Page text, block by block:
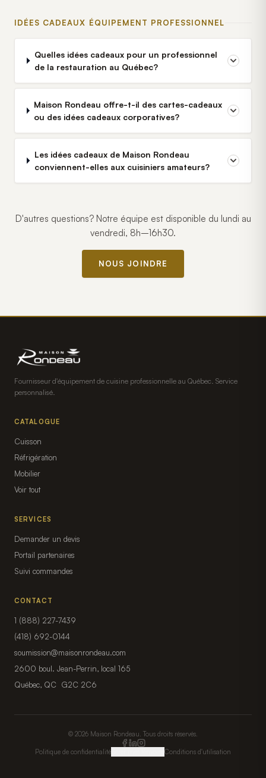
IDÉES CADEAUX ÉQUIPEMENT PROFESSIONNEL
Quelles idées cadeaux pour un professionnel
de la restauration au Québec?
Maison Rondeau offre-t-il des cartes-cadeaux
ou des idées cadeaux corporatives?
Les idées cadeaux de Maison Rondeau
conviennent-elles aux cuisiniers amateurs?
D'autres questions? Notre équipe est disponible du lundi au
vendredi, 8h–16h30.
NOUS JOINDRE
Fournisseur d'équipement de cuisine professionnelle au Québec. Service
personnalisé.
CATALOGUE
Cuisson
Réfrigération
Mobilier
Voir tout
SERVICES
Demander un devis
Portail partenaires
Suivi commandes
CONTACT
1 (888) 227-7439
(418) 692-0144
soumission@maisonrondeau.com
2600 boul. Jean-Perrin, local 165
Québec, QC G2C 2C6
© 2026 Maison Rondeau. Tous droits réservés.
Politique de confidentialité Conditions d'utilisation